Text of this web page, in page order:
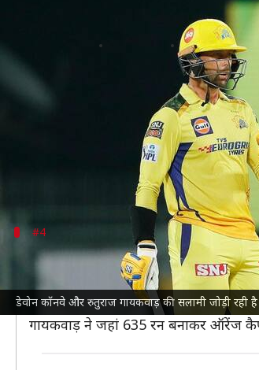
डेवोन कॉनवे और रुतुराज गायकवाड़ की सलामी जोड़ी रही
IPL के एक सीजन में इन
06:27 pm
इंडियन प्रीमियर लीग (IPL) 2024में अब तक
इस संस्करण में कई टीमों ने 200 रन का
इस बीच कुछ सलामी जोड़ियों ने कमाल का
#4
गायकवाड़ और डु प्लेसिस (756
सलामी बल्लेबाजरुतुराज गायकवाड़और
क्रिकइंफोके अनुसार, इस जोड़ी ने IPL
गायकवाड़ ने जहां 635 रन बनाकर ऑरेंज